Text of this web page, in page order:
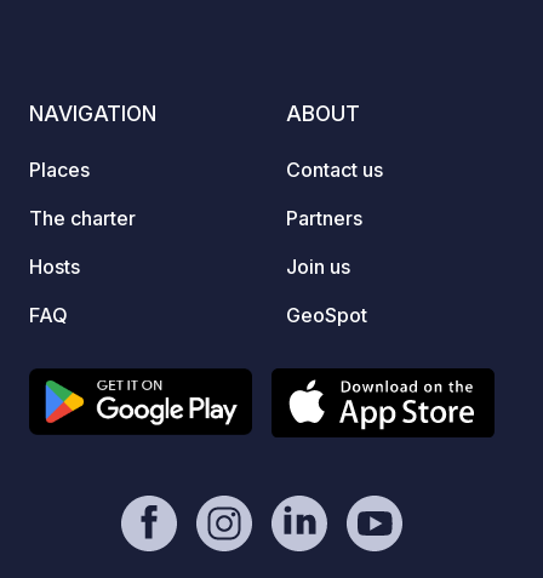
NAVIGATION
Places
The charter
Hosts
FAQ
ABOUT
Contact us
Partners
Join us
GeoSpot